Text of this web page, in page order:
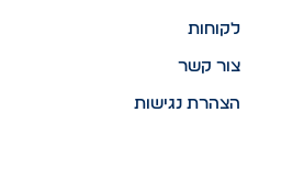
לקוחות
צור קשר
הצהרת נגישות